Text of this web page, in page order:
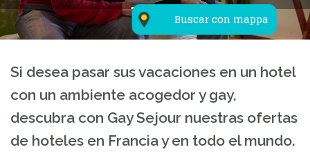
Buscar con mappa
Si desea pasar sus vacaciones en un hotel
con un ambiente acogedor y gay,
descubra con Gay Sejour nuestras ofertas
de hoteles en Francia y en todo el mundo.